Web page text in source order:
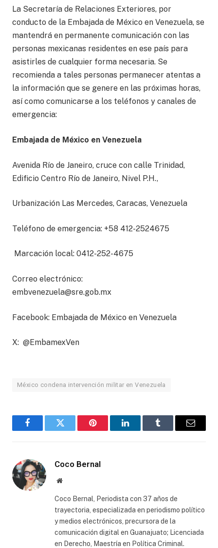
La Secretaría de Relaciones Exteriores, por
conducto de la Embajada de México en Venezuela, se
mantendrá en permanente comunicación con las
personas mexicanas residentes en ese país para
asistirles de cualquier forma necesaria. Se
recomienda a tales personas permanecer atentas a
la información que se genere en las próximas horas,
así como comunicarse a los teléfonos y canales de
emergencia:
Embajada de México en Venezuela
Avenida Río de Janeiro, cruce con calle Trinidad,
Edificio Centro Río de Janeiro, Nivel P.H.,
Urbanización Las Mercedes, Caracas, Venezuela
Teléfono de emergencia: +58 412-2524675
Marcación local: 0412-252-4675
Correo electrónico:
embvenezuela@sre.gob.mx
Facebook: Embajada de México en Venezuela
X: @EmbamexVen
México condena intervención militar en Venezuela
FacebookTwitter Pinterest LinkedInTumblr Email
Coco Bernal
Website
Coco Bernal, Periodista con 37 años de
trayectoria, especializada en periodismo político
y medios electrónicos, precursora de la
comunicación digital en Guanajuato; Licenciada
en Derecho, Maestría en Política Criminal.